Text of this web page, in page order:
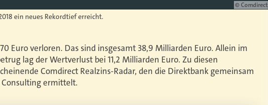
© Comdirect
ein neues Rekordtief erreicht.
Euro verloren. Das sind insgesamt 38,9 Milliarden Euro. Allein im
lag der Wertverlust bei 11,2 Milliarden Euro. Zu diesen
Comdirect Realzins-Radar, den die Direktbank gemeinsam
ermittelt.